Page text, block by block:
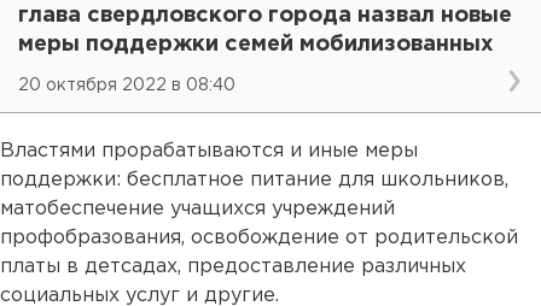
глава свердловского города назвал новые
меры поддержки семей мобилизованных
20 октября 2022 в 08:40
Властями прорабатываются и иные меры
поддержки: бесплатное питание для школьников,
матобеспечение учащихся учреждений
профобразования, освобождение от родительской
платы в детсадах, предоставление различных
социальных услуг и другие.